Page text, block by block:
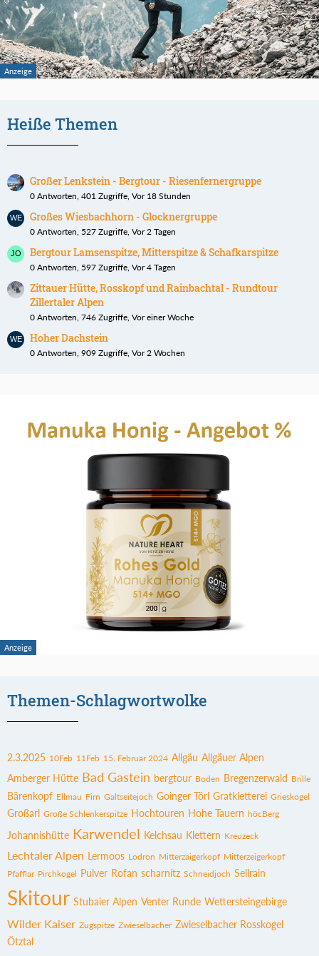
Heiße Themen
Großer Lenkstein - Bergtour - Riesenfernergruppe
0 Antworten, 401 Zugriffe, Vor 18 Stunden
Großes Wiesbachhorn - Glocknergruppe
0 Antworten, 527 Zugriffe, Vor 2 Tagen
Bergtour Lamsenspitze, Mitterspitze & Schafkarspitze
0 Antworten, 597 Zugriffe, Vor 4 Tagen
Zittauer Hütte, Rosskopf und Rainbachtal - Rundtour
Zillertaler Alpen
0 Antworten, 746 Zugriffe, Vor einer Woche
Hoher Dachstein
0 Antworten, 909 Zugriffe, Vor 2 Wochen
Themen-Schlagwortwolke
2.3.2025 10Feb 11Feb 15. Februar 2024 Allgäu Allgäuer Alpen
Amberger Hütte Bad Gastein bergtour Boden Bregenzerwald Brille
Bärenkopf Ellmau Firn Galtseitejoch Goinger Törl Gratkletterei Grieskogel
Großarl Große Schlenkerspitze Hochtouren Hohe Tauern höcBerg
Johannishütte Karwendel Kelchsau Klettern Kreuzeck
Lechtaler Alpen Lermoos Lodron Mitterzaigerkopf Mitterzeigerkopf
Pfafflar Pirchkogel Pulver Rofan scharnitz Schneidjoch Sellrain
Skitour Stubaier Alpen Venter Runde Wettersteingebirge
Wilder Kaiser Zugspitze Zwieselbacher Zwieselbacher Rosskogel
Ötztal